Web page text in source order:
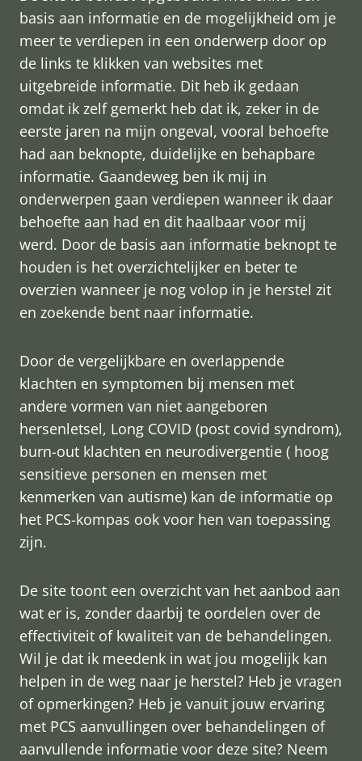
basis aan informatie en de mogelijkheid om je
meer te verdiepen in een onderwerp door op
de links te klikken van websites met
uitgebreide informatie. Dit heb ik gedaan
omdat ik zelf gemerkt heb dat ik, zeker in de
eerste jaren na mijn ongeval, vooral behoefte
had aan beknopte, duidelijke en behapbare
informatie. Gaandeweg ben ik mij in
onderwerpen gaan verdiepen wanneer ik daar
behoefte aan had en dit haalbaar voor mij
werd. Door de basis aan informatie beknopt te
houden is het overzichtelijker en beter te
overzien wanneer je nog volop in je herstel zit
en zoekende bent naar informatie.
Door de vergelijkbare en overlappende
klachten en symptomen bij mensen met
andere vormen van niet aangeboren
hersenletsel, Long COVID (post covid syndrom),
burn-out klachten en neurodivergentie ( hoog
sensitieve personen en mensen met
kenmerken van autisme) kan de informatie op
het PCS-kompas ook voor hen van toepassing
zijn.
De site toont een overzicht van het aanbod aan
wat er is, zonder daarbij te oordelen over de
effectiviteit of kwaliteit van de behandelingen.
Wil je dat ik meedenk in wat jou mogelijk kan
helpen in de weg naar je herstel? Heb je vragen
of opmerkingen? Heb je vanuit jouw ervaring
met PCS aanvullingen over behandelingen of
aanvullende informatie voor deze site? Neem